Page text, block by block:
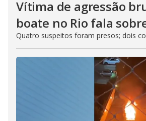
Vítima de agressão
boate no Rio fala
Quatro suspeitos foram presos; dois